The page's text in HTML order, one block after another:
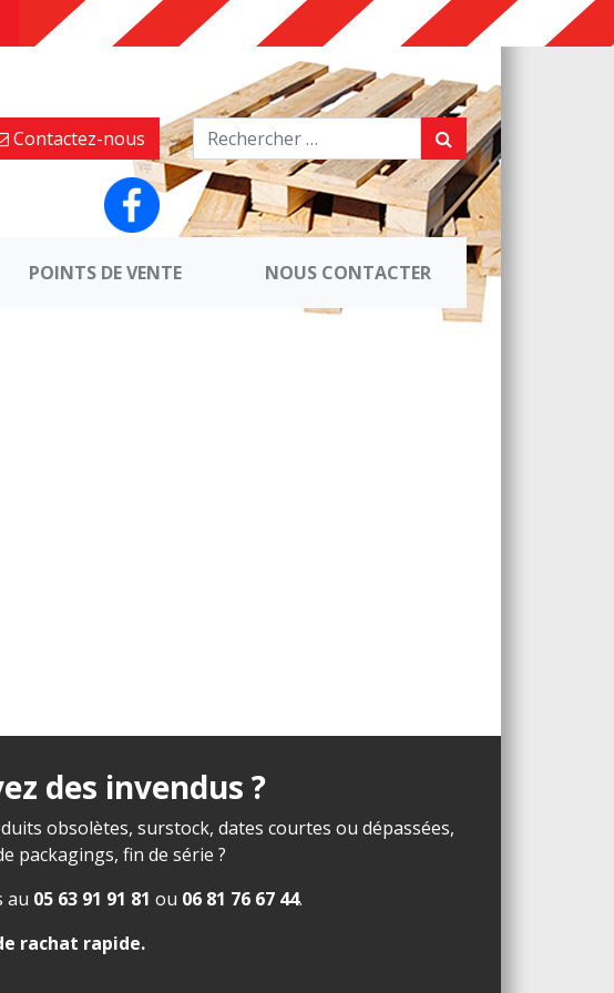
Contactez-nous
POINTS DE VENTE NOUS CONTACTER
des invendus ?
obsolètes, surstock, dates courtes ou dépassées,
packagings, fin de série ?
au 05 63 91 91 81 ou 06 81 76 67 44.
rachat rapide.